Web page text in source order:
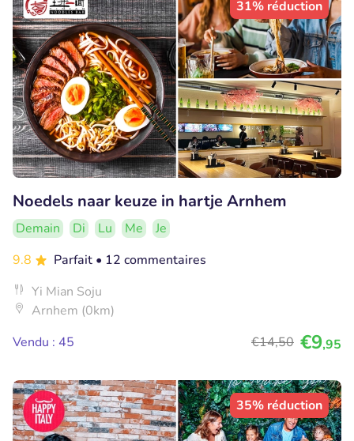
31% réduction
Noedels naar keuze in hartje Arnhem
Demain Di Lu Me
Je
9.8
Parfait • 12 commentaires
Yi Mian Soju
Arnhem (0km)
Vendu : 45
€14,50 €9,95
35% réduction